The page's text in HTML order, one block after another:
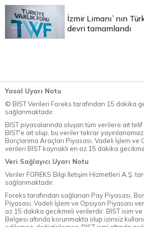
İzmir Limanı`nın
devri tamamlandı
Yasal Uyarı Notu
© BİST Verileri Foreks tarafından 15 dakika
sağlanmaktadır.
BIST piyasalarında oluşan tüm verilere ait
BIST'e ait olup, bu veriler tekrar
Borçlanma Araçları Piyasası, Vadeli İşlem ve
verileri BIST kaynaklı en az 15 dakika
Veri Sağlayıcı Uyarı Notu
Veriler FOREKS Bilgi İletişim Hizmetleri A.Ş.
sağlanmaktadır.
Foreks tarafından sağlanan Pay Piyasası,
Piyasası, Vadeli İşlem ve Opsiyon Piyasası
az 15 dakika gecikmeli verilerdir. BIST isim
Belgesi altında korunmakta olup izinsiz